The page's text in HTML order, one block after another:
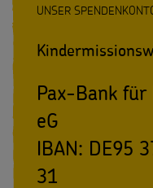
UNSER
Pax-Bank für
eG
IBAN: DE95
31